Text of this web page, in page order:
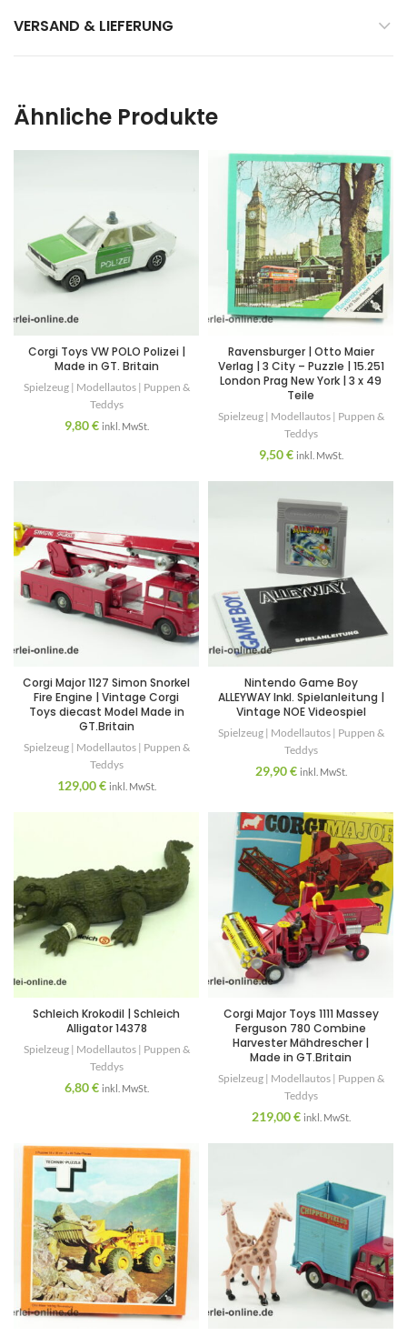
VERSAND & LIEFERUNG
Ähnliche Produkte
Corgi Toys VW POLO Polizei |
Made in GT. Britain
Spielzeug | Modellautos | Puppen &
Teddys
9,80€ inkl. MwSt.
Ravensburger | Otto Maier
Verlag | 3 City – Puzzle | 15.251
London Prag New York | 3 x 49
Teile
Spielzeug | Modellautos | Puppen &
Teddys
9,50€ inkl. MwSt.
Corgi Major 1127 Simon Snorkel
Fire Engine | Vintage Corgi
Toys diecast Model Made in
GT.Britain
Spielzeug | Modellautos | Puppen &
Teddys
129,00€ inkl. MwSt.
Nintendo Game Boy
ALLEYWAY Inkl. Spielanleitung |
Vintage NOE Videospiel
Spielzeug | Modellautos | Puppen &
Teddys
29,90€ inkl. MwSt.
Schleich Krokodil | Schleich
Alligator 14378
Spielzeug | Modellautos | Puppen &
Teddys
6,80€ inkl. MwSt.
Corgi Major Toys 1111 Massey
Ferguson 780 Combine
Harvester Mähdrescher |
Made in GT.Britain
Spielzeug | Modellautos | Puppen &
Teddys
219,00€ inkl. MwSt.